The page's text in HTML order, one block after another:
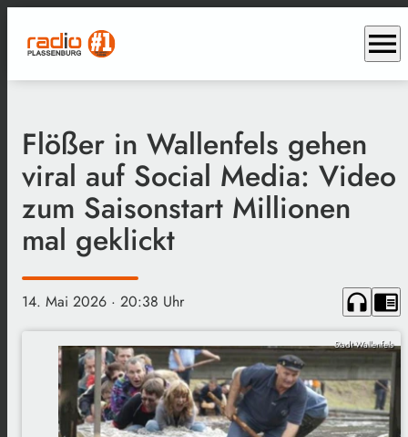
menu
Flößer in Wallenfels gehen
viral auf Social Media: Video
zum Saisonstart Millionen
mal geklickt
14. Mai 2026 · 20:38 Uhr headphones chrome_reader_mode
Stadt Wallenfels